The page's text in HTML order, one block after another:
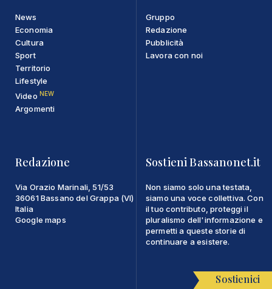
News
Economia
Cultura
Sport
Territorio
Lifestyle
Video NEW
Argomenti
Gruppo
Redazione
Pubblicità
Lavora con noi
Redazione
Via Orazio Marinali, 51/53
36061 Bassano del Grappa (VI)
Italia
Google maps
Sostieni Bassanonet.it
Non siamo solo una testata,
siamo una voce collettiva. Con
il tuo contributo, proteggi il
pluralismo dell'informazione e
permetti a queste storie di
continuare a esistere.
Sostienici